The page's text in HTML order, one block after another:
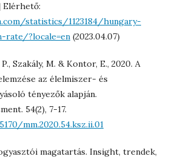
Elérhető:
statistics/1123184/hungary-
rate/?locale=en (2023.04.07)
Szakály, M. & Kontor, E., 2020. A
az élelmiszer- és
tényezők alapján.
54(2), 7-17.
mm.2020.54.ksz.ii.01
magatartás. Insight, trendek,